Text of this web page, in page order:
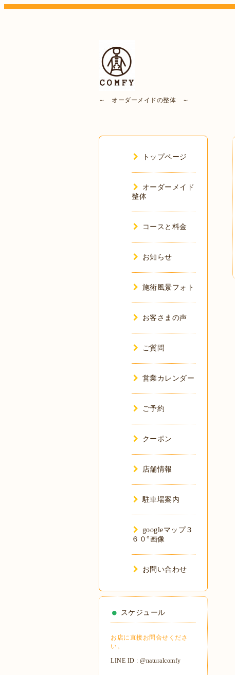
～ オーダーメイドの整体 ～
トップページ
オーダーメイド
整体
コースと料金
お知らせ
施術風景フォト
お客さまの声
ご質問
営業カレンダー
ご予約
クーポン
店舗情報
駐車場案内
googleマップ３
６０°画像
お問い合わせ
スケジュール
お店に直接お問合せくださ
い。
LINE ID : @naturalcomfy